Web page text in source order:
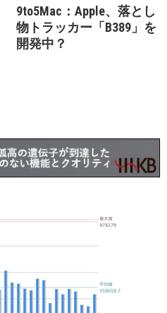
9to5Mac：Apple、落とし
物トラッカー「B389」を
開発中？